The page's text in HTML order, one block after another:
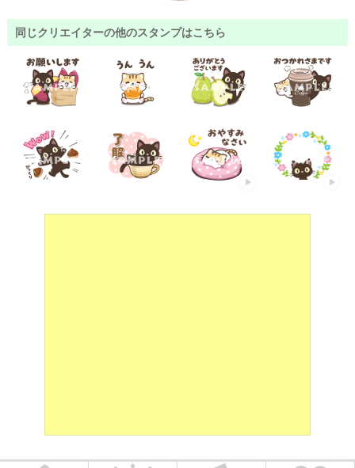
同じクリエイターの他のスタンプはこちら